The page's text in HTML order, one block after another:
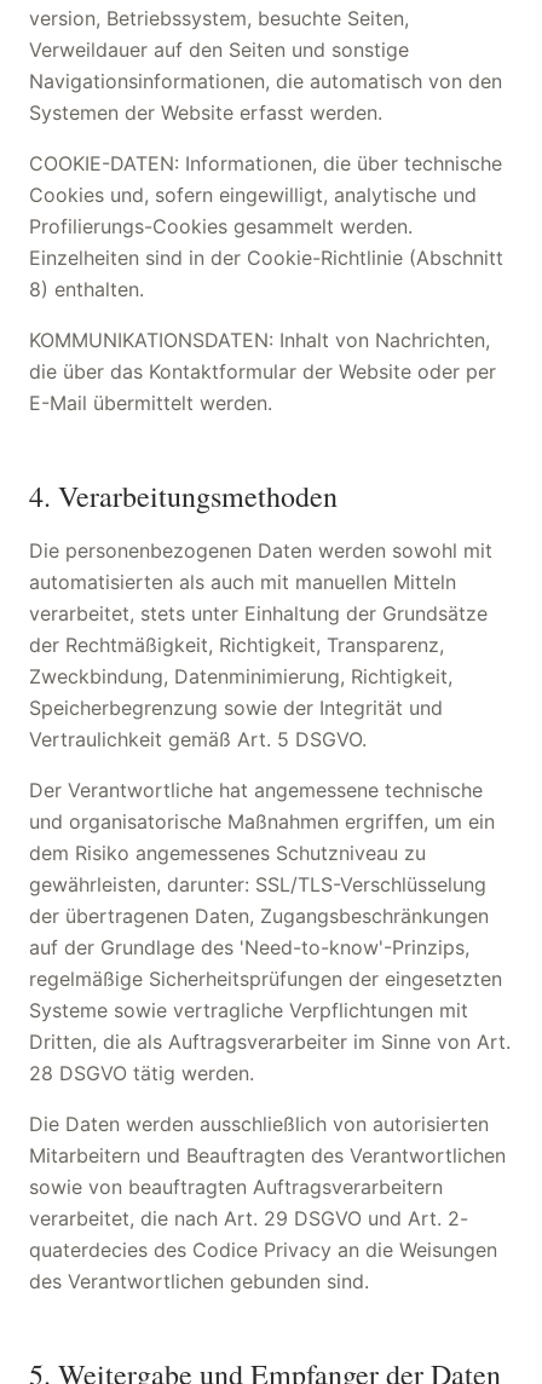
version, Betriebssystem, besuchte Seiten,
Verweildauer auf den Seiten und sonstige
Navigationsinformationen, die automatisch von den
Systemen der Website erfasst werden.
COOKIE-DATEN: Informationen, die über technische
Cookies und, sofern eingewilligt, analytische und
Profilierungs-Cookies gesammelt werden.
Einzelheiten sind in der Cookie-Richtlinie (Abschnitt
8) enthalten.
KOMMUNIKATIONSDATEN: Inhalt von Nachrichten,
die über das Kontaktformular der Website oder per
E-Mail übermittelt werden.
4. Verarbeitungsmethoden
Die personenbezogenen Daten werden sowohl mit
automatisierten als auch mit manuellen Mitteln
verarbeitet, stets unter Einhaltung der Grundsätze
der Rechtmäßigkeit, Richtigkeit, Transparenz,
Zweckbindung, Datenminimierung, Richtigkeit,
Speicherbegrenzung sowie der Integrität und
Vertraulichkeit gemäß Art. 5 DSGVO.
Der Verantwortliche hat angemessene technische
und organisatorische Maßnahmen ergriffen, um ein
dem Risiko angemessenes Schutzniveau zu
gewährleisten, darunter: SSL/TLS-Verschlüsselung
der übertragenen Daten, Zugangsbeschränkungen
auf der Grundlage des 'Need-to-know'-Prinzips,
regelmäßige Sicherheitsprüfungen der eingesetzten
Systeme sowie vertragliche Verpflichtungen mit
Dritten, die als Auftragsverarbeiter im Sinne von Art.
28 DSGVO tätig werden.
Die Daten werden ausschließlich von autorisierten
Mitarbeitern und Beauftragten des Verantwortlichen
sowie von beauftragten Auftragsverarbeitern
verarbeitet, die nach Art. 29 DSGVO und Art. 2-
quaterdecies des Codice Privacy an die Weisungen
des Verantwortlichen gebunden sind.
5. Weitergabe und Empfanger der Daten